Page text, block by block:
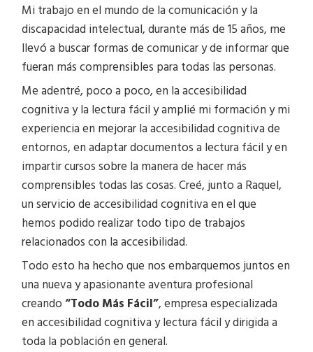
Mi trabajo en el mundo de la comunicación y la
discapacidad intelectual, durante más de 15 años, me
llevó a buscar formas de comunicar y de informar que
fueran más comprensibles para todas las personas.
Me adentré, poco a poco, en la accesibilidad
cognitiva y la lectura fácil y amplié mi formación y mi
experiencia en mejorar la accesibilidad cognitiva de
entornos, en adaptar documentos a lectura fácil y en
impartir cursos sobre la manera de hacer más
comprensibles todas las cosas. Creé, junto a Raquel,
un servicio de accesibilidad cognitiva en el que
hemos podido realizar todo tipo de trabajos
relacionados con la accesibilidad.
Todo esto ha hecho que nos embarquemos juntos en
una nueva y apasionante aventura profesional
creando“Todo Más Fácil”, empresa especializada
en accesibilidad cognitiva y lectura fácil y dirigida a
toda la población en general.